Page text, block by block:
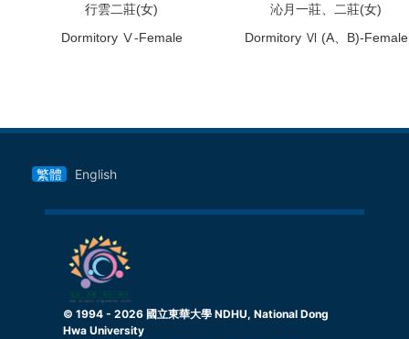
行雲二莊(女)
Dormitory Ⅴ-Female
沁月一莊、二莊(女)
Dormitory Ⅵ (A、B)-Female
繁體 English
© 1994 - 2026 國立東華大學 NDHU, National Dong
Hwa University